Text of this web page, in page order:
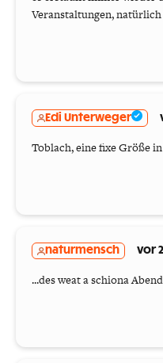
Veranstaltungen,
Edi Unterweger
Toblach, eine fixe Größe
naturmensch vor
...des weat a schiona